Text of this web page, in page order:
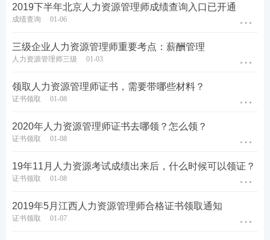
2019下半年北京人力资源管理师成绩查询入口已开通
成绩查询 01-06
三级企业人力资源管理师重要考点：薪酬管理
人力资源管理师三级 01-03
领取人力资源管理师证书，需要带哪些材料？
证书领取 01-08
2020年人力资源管理师证书去哪领？怎么领？
证书领取 01-08
19年11月人力资源考试成绩出来后，什么时候可以领证？
证书领取 01-08
2019年5月江西人力资源管理师合格证书领取通知
证书领取 01-07